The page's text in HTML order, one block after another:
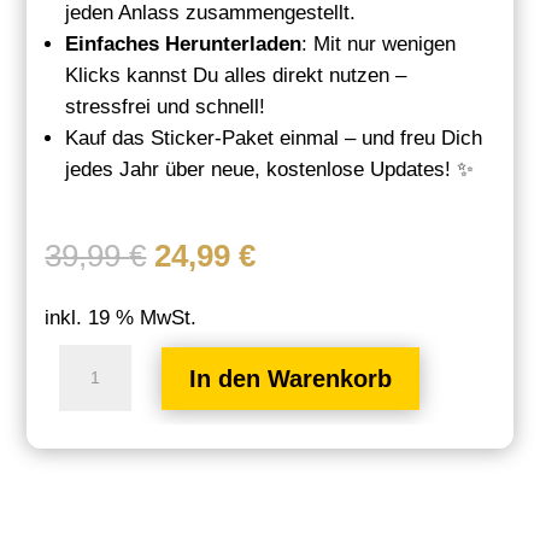
jeden Anlass zusammengestellt.
Einfaches Herunterladen: Mit nur wenigen
Klicks kannst Du alles direkt nutzen –
stressfrei und schnell!
Kauf das Sticker-Paket einmal – und freu Dich
jedes Jahr über neue, kostenlose Updates! ✨
39,99€ Ursprünglicher
Preis
war:
39,99 €
24,99€Aktueller
inkl. 19 % MwSt.
Pack
In den Warenkorb